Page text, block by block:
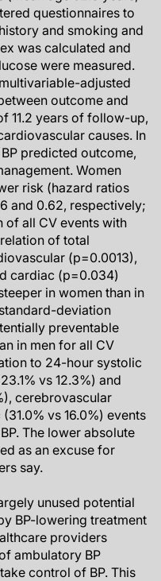
questionnaires to
and smoking and
was calculated and
were measured.
adjusted
outcome and
11.2 years of follow-up,
causes. In
predicted outcome,
Women
risk (hazard ratios
and 0.62, respectively;
of all CV events with
of total
(p=0.0013),
cardiac (p=0.034)
in women than in
deviation
preventable
in men for all CV
to 24-hour systolic
vs 12.3%) and
cerebrovascular
vs 16.0%) events
The lower absolute
as an excuse for
say.
unused potential
BP-lowering treatment
providers
ambulatory BP
control of BP. This